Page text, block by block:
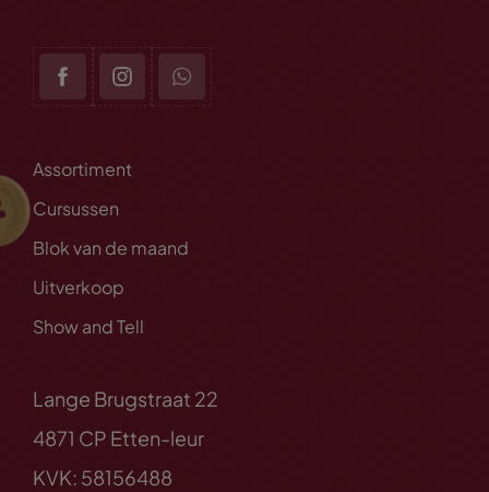
Assortiment
Cursussen
Blok van de maand
Uitverkoop
Show and Tell
Lange Brugstraat 22
4871 CP Etten-leur
KVK: 58156488